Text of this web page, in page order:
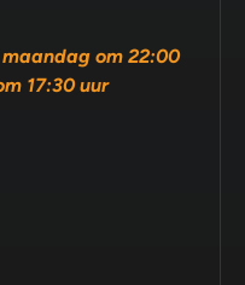
om 22:00
17:30 uur